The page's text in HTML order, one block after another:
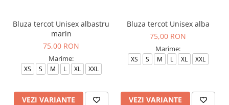
Bluza tercot Unisex albastru
marin
75,00 RON
Marime:
XS S M L XL XXL
VEZI VARIANTE
Bluza tercot Unisex alba
75,00 RON
Marime:
XS S M L XL XXL
VEZI VARIANTE